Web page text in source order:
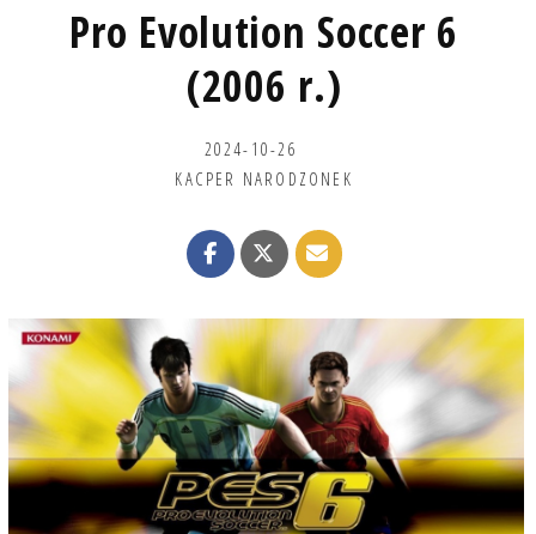
Pro Evolution Soccer 6
(2006 r.)
2024-10-26
KACPER NARODZONEK